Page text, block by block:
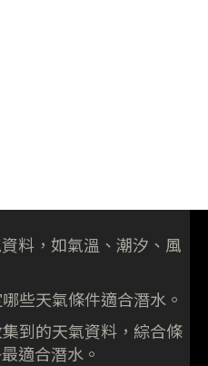
料，如氣溫、潮汐、風
些天氣條件適合潛水。
到的天氣資料，綜合條
適合潛水。